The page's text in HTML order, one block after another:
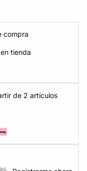
compra
tienda
de 2 artículos